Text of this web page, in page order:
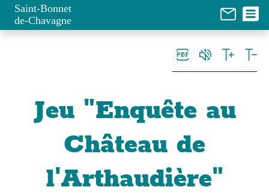
Saint-Bonnet
de-Chavagne
Jeu "Enquête au
Château de
l'Arthaudière"
Panneau de gestion des cookies